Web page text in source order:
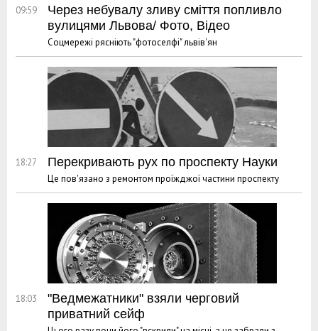
09:59
Через небувалу зливу сміття попливло
вулицями Львова/ Фото, Відео
Соцмережі рясніють "фотоселфі" львів'ян
18:27 Перекривають рух по проспекту Науки
Це пов'язано з ремонтом проїжджої частини проспекту
18:03
"Ведмежатники" взяли черговий
приватний сейф